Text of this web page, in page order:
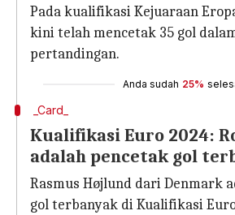
Pada kualifikasi Kejuaraan
kini telah mencetak 35 gol
pertandingan.
Anda sudah 25%
_Card_
Kualifikasi Euro 2024:
adalah pencetak gol
Rasmus Højlund dari Denmark
gol terbanyak di Kualifikasi